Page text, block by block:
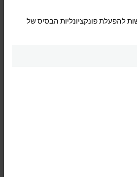
The CU81xx UPS series is suitable for all
particularly industrial PCs, embedded PCs,
Technology), which forms the
UPS and the industrial PC. Learn more
להפעלת פונקציונליות הבסיס של